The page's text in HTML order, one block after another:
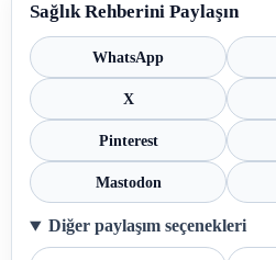
Sağlık Rehberini Paylaşın
WhatsApp
X
Pinterest
Mastodon
Diğer paylaşım seçenekleri